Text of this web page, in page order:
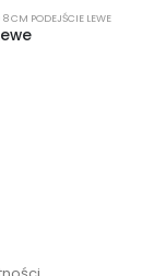
CM PODEJŚCIE LEWE